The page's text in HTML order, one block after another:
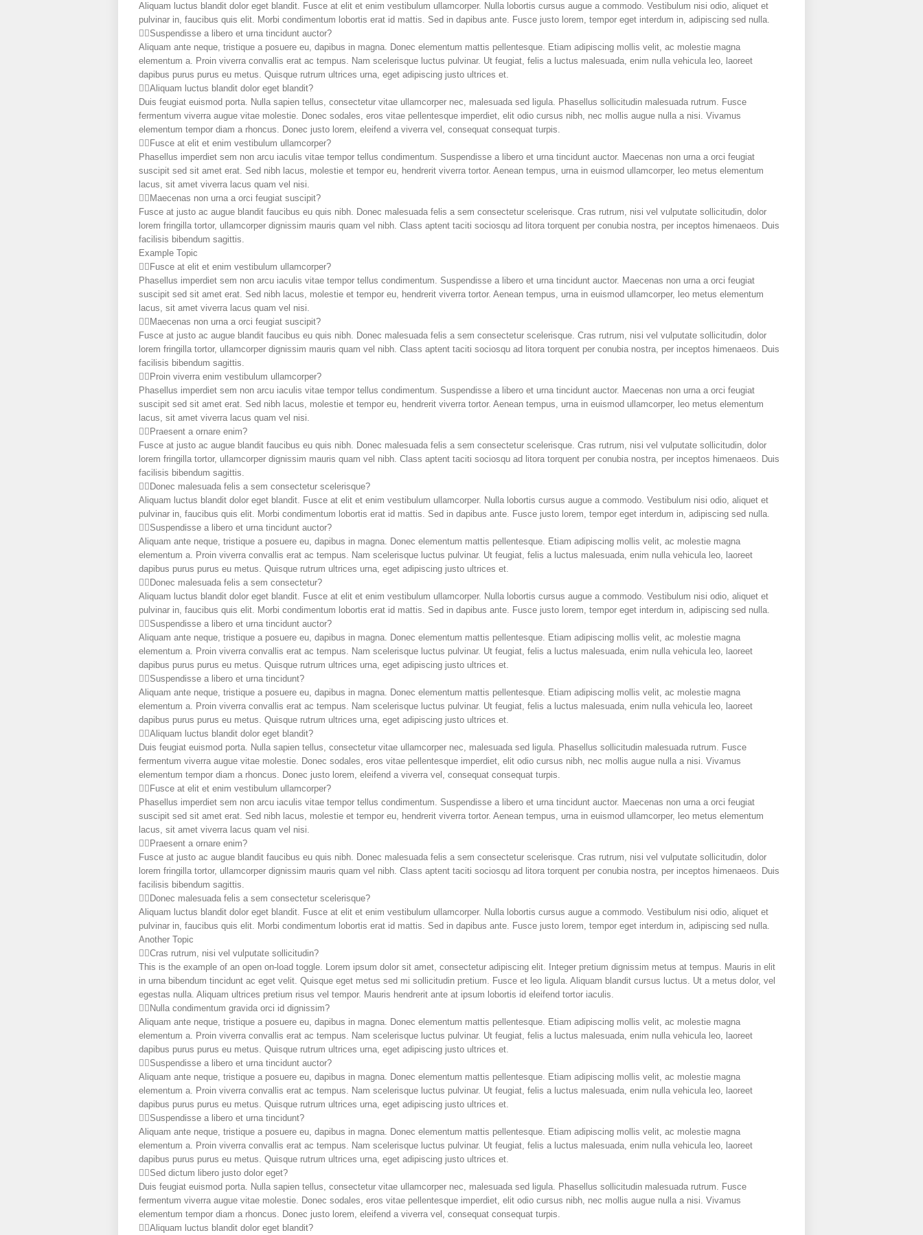
Aliquam luctus blandit dolor eget blandit. Fusce at elit et enim vestibulum ullamcorper. Nulla lobortis cursus augue a commodo. Vestibulum nisi odio, aliquet et
pulvinar in, faucibus quis elit. Morbi condimentum lobortis erat id mattis. Sed in dapibus ante. Fusce justo lorem, tempor eget interdum in, adipiscing sed nulla.
Suspendisse a libero et urna tincidunt auctor?
Aliquam ante neque, tristique a posuere eu, dapibus in magna. Donec elementum mattis pellentesque. Etiam adipiscing mollis velit, ac molestie magna
elementum a. Proin viverra convallis erat ac tempus. Nam scelerisque luctus pulvinar. Ut feugiat, felis a luctus malesuada, enim nulla vehicula leo, laoreet
dapibus purus purus eu metus. Quisque rutrum ultrices urna, eget adipiscing justo ultrices et.
Aliquam luctus blandit dolor eget blandit?
Duis feugiat euismod porta. Nulla sapien tellus, consectetur vitae ullamcorper nec, malesuada sed ligula. Phasellus sollicitudin malesuada rutrum. Fusce
fermentum viverra augue vitae molestie. Donec sodales, eros vitae pellentesque imperdiet, elit odio cursus nibh, nec mollis augue nulla a nisi. Vivamus
elementum tempor diam a rhoncus. Donec justo lorem, eleifend a viverra vel, consequat consequat turpis.
Fusce at elit et enim vestibulum ullamcorper?
Phasellus imperdiet sem non arcu iaculis vitae tempor tellus condimentum. Suspendisse a libero et urna tincidunt auctor. Maecenas non urna a orci feugiat
suscipit sed sit amet erat. Sed nibh lacus, molestie et tempor eu, hendrerit viverra tortor. Aenean tempus, urna in euismod ullamcorper, leo metus elementum
lacus, sit amet viverra lacus quam vel nisi.
Maecenas non urna a orci feugiat suscipit?
Fusce at justo ac augue blandit faucibus eu quis nibh. Donec malesuada felis a sem consectetur scelerisque. Cras rutrum, nisi vel vulputate sollicitudin, dolor
lorem fringilla tortor, ullamcorper dignissim mauris quam vel nibh. Class aptent taciti sociosqu ad litora torquent per conubia nostra, per inceptos himenaeos. Duis
facilisis bibendum sagittis.
Example Topic
Fusce at elit et enim vestibulum ullamcorper?
Phasellus imperdiet sem non arcu iaculis vitae tempor tellus condimentum. Suspendisse a libero et urna tincidunt auctor. Maecenas non urna a orci feugiat
suscipit sed sit amet erat. Sed nibh lacus, molestie et tempor eu, hendrerit viverra tortor. Aenean tempus, urna in euismod ullamcorper, leo metus elementum
lacus, sit amet viverra lacus quam vel nisi.
Maecenas non urna a orci feugiat suscipit?
Fusce at justo ac augue blandit faucibus eu quis nibh. Donec malesuada felis a sem consectetur scelerisque. Cras rutrum, nisi vel vulputate sollicitudin, dolor
lorem fringilla tortor, ullamcorper dignissim mauris quam vel nibh. Class aptent taciti sociosqu ad litora torquent per conubia nostra, per inceptos himenaeos. Duis
facilisis bibendum sagittis.
Proin viverra enim vestibulum ullamcorper?
Phasellus imperdiet sem non arcu iaculis vitae tempor tellus condimentum. Suspendisse a libero et urna tincidunt auctor. Maecenas non urna a orci feugiat
suscipit sed sit amet erat. Sed nibh lacus, molestie et tempor eu, hendrerit viverra tortor. Aenean tempus, urna in euismod ullamcorper, leo metus elementum
lacus, sit amet viverra lacus quam vel nisi.
Praesent a ornare enim?
Fusce at justo ac augue blandit faucibus eu quis nibh. Donec malesuada felis a sem consectetur scelerisque. Cras rutrum, nisi vel vulputate sollicitudin, dolor
lorem fringilla tortor, ullamcorper dignissim mauris quam vel nibh. Class aptent taciti sociosqu ad litora torquent per conubia nostra, per inceptos himenaeos. Duis
facilisis bibendum sagittis.
Donec malesuada felis a sem consectetur scelerisque?
Aliquam luctus blandit dolor eget blandit. Fusce at elit et enim vestibulum ullamcorper. Nulla lobortis cursus augue a commodo. Vestibulum nisi odio, aliquet et
pulvinar in, faucibus quis elit. Morbi condimentum lobortis erat id mattis. Sed in dapibus ante. Fusce justo lorem, tempor eget interdum in, adipiscing sed nulla.
Suspendisse a libero et urna tincidunt auctor?
Aliquam ante neque, tristique a posuere eu, dapibus in magna. Donec elementum mattis pellentesque. Etiam adipiscing mollis velit, ac molestie magna
elementum a. Proin viverra convallis erat ac tempus. Nam scelerisque luctus pulvinar. Ut feugiat, felis a luctus malesuada, enim nulla vehicula leo, laoreet
dapibus purus purus eu metus. Quisque rutrum ultrices urna, eget adipiscing justo ultrices et.
Donec malesuada felis a sem consectetur?
Aliquam luctus blandit dolor eget blandit. Fusce at elit et enim vestibulum ullamcorper. Nulla lobortis cursus augue a commodo. Vestibulum nisi odio, aliquet et
pulvinar in, faucibus quis elit. Morbi condimentum lobortis erat id mattis. Sed in dapibus ante. Fusce justo lorem, tempor eget interdum in, adipiscing sed nulla.
Suspendisse a libero et urna tincidunt auctor?
Aliquam ante neque, tristique a posuere eu, dapibus in magna. Donec elementum mattis pellentesque. Etiam adipiscing mollis velit, ac molestie magna
elementum a. Proin viverra convallis erat ac tempus. Nam scelerisque luctus pulvinar. Ut feugiat, felis a luctus malesuada, enim nulla vehicula leo, laoreet
dapibus purus purus eu metus. Quisque rutrum ultrices urna, eget adipiscing justo ultrices et.
Suspendisse a libero et urna tincidunt?
Aliquam ante neque, tristique a posuere eu, dapibus in magna. Donec elementum mattis pellentesque. Etiam adipiscing mollis velit, ac molestie magna
elementum a. Proin viverra convallis erat ac tempus. Nam scelerisque luctus pulvinar. Ut feugiat, felis a luctus malesuada, enim nulla vehicula leo, laoreet
dapibus purus purus eu metus. Quisque rutrum ultrices urna, eget adipiscing justo ultrices et.
Aliquam luctus blandit dolor eget blandit?
Duis feugiat euismod porta. Nulla sapien tellus, consectetur vitae ullamcorper nec, malesuada sed ligula. Phasellus sollicitudin malesuada rutrum. Fusce
fermentum viverra augue vitae molestie. Donec sodales, eros vitae pellentesque imperdiet, elit odio cursus nibh, nec mollis augue nulla a nisi. Vivamus
elementum tempor diam a rhoncus. Donec justo lorem, eleifend a viverra vel, consequat consequat turpis.
Fusce at elit et enim vestibulum ullamcorper?
Phasellus imperdiet sem non arcu iaculis vitae tempor tellus condimentum. Suspendisse a libero et urna tincidunt auctor. Maecenas non urna a orci feugiat
suscipit sed sit amet erat. Sed nibh lacus, molestie et tempor eu, hendrerit viverra tortor. Aenean tempus, urna in euismod ullamcorper, leo metus elementum
lacus, sit amet viverra lacus quam vel nisi.
Praesent a ornare enim?
Fusce at justo ac augue blandit faucibus eu quis nibh. Donec malesuada felis a sem consectetur scelerisque. Cras rutrum, nisi vel vulputate sollicitudin, dolor
lorem fringilla tortor, ullamcorper dignissim mauris quam vel nibh. Class aptent taciti sociosqu ad litora torquent per conubia nostra, per inceptos himenaeos. Duis
facilisis bibendum sagittis.
Donec malesuada felis a sem consectetur scelerisque?
Aliquam luctus blandit dolor eget blandit. Fusce at elit et enim vestibulum ullamcorper. Nulla lobortis cursus augue a commodo. Vestibulum nisi odio, aliquet et
pulvinar in, faucibus quis elit. Morbi condimentum lobortis erat id mattis. Sed in dapibus ante. Fusce justo lorem, tempor eget interdum in, adipiscing sed nulla.
Another Topic
Cras rutrum, nisi vel vulputate sollicitudin?
This is the example of an open on-load toggle. Lorem ipsum dolor sit amet, consectetur adipiscing elit. Integer pretium dignissim metus at tempus. Mauris in elit
in urna bibendum tincidunt ac eget velit. Quisque eget metus sed mi sollicitudin pretium. Fusce et leo ligula. Aliquam blandit cursus luctus. Ut a metus dolor, vel
egestas nulla. Aliquam ultrices pretium risus vel tempor. Mauris hendrerit ante at ipsum lobortis id eleifend tortor iaculis.
Nulla condimentum gravida orci id dignissim?
Aliquam ante neque, tristique a posuere eu, dapibus in magna. Donec elementum mattis pellentesque. Etiam adipiscing mollis velit, ac molestie magna
elementum a. Proin viverra convallis erat ac tempus. Nam scelerisque luctus pulvinar. Ut feugiat, felis a luctus malesuada, enim nulla vehicula leo, laoreet
dapibus purus purus eu metus. Quisque rutrum ultrices urna, eget adipiscing justo ultrices et.
Suspendisse a libero et urna tincidunt auctor?
Aliquam ante neque, tristique a posuere eu, dapibus in magna. Donec elementum mattis pellentesque. Etiam adipiscing mollis velit, ac molestie magna
elementum a. Proin viverra convallis erat ac tempus. Nam scelerisque luctus pulvinar. Ut feugiat, felis a luctus malesuada, enim nulla vehicula leo, laoreet
dapibus purus purus eu metus. Quisque rutrum ultrices urna, eget adipiscing justo ultrices et.
Suspendisse a libero et urna tincidunt?
Aliquam ante neque, tristique a posuere eu, dapibus in magna. Donec elementum mattis pellentesque. Etiam adipiscing mollis velit, ac molestie magna
elementum a. Proin viverra convallis erat ac tempus. Nam scelerisque luctus pulvinar. Ut feugiat, felis a luctus malesuada, enim nulla vehicula leo, laoreet
dapibus purus purus eu metus. Quisque rutrum ultrices urna, eget adipiscing justo ultrices et.
Sed dictum libero justo dolor eget?
Duis feugiat euismod porta. Nulla sapien tellus, consectetur vitae ullamcorper nec, malesuada sed ligula. Phasellus sollicitudin malesuada rutrum. Fusce
fermentum viverra augue vitae molestie. Donec sodales, eros vitae pellentesque imperdiet, elit odio cursus nibh, nec mollis augue nulla a nisi. Vivamus
elementum tempor diam a rhoncus. Donec justo lorem, eleifend a viverra vel, consequat consequat turpis.
Aliquam luctus blandit dolor eget blandit?